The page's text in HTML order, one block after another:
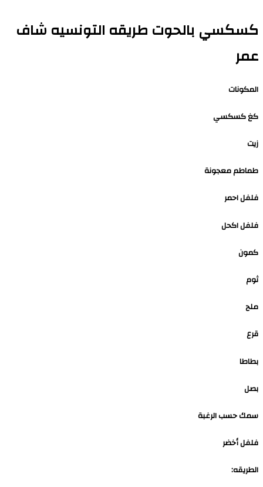
كسكسي بالحوت طريقه التونسيه شاف
عمر
المكونات
كغ كسكسي
زيت
طماطم معجونة
فلفل احمر
فلفل اكحل
كمون
ثوم
ملح
قرع
بطاطا
بصل
سمك حسب الرغبة
فلفل أخضر
الطريقه: